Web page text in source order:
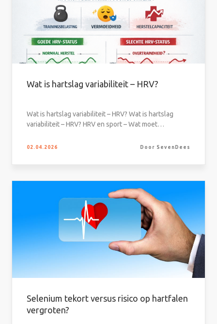
Wat is hartslag variabiliteit – HRV?
Wat is hartslag variabiliteit – HRV? Wat is hartslag
variabiliteit – HRV? HRV en sport – Wat moet…
02.04.2026 Door SevenDees
Selenium tekort versus risico op hartfalen
vergroten?